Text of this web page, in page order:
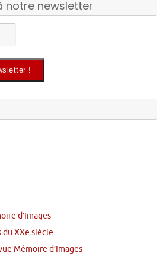
notre newsletter
d’Images
du XXe siècle
Mémoire d’Images